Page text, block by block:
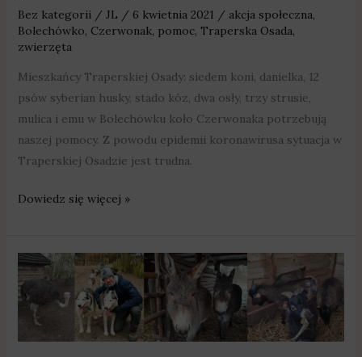
Bez kategorii / JL / 6 kwietnia 2021 / akcja społeczna
Bolechówko Czerwonak, pomoc, Traperska Osada
zwierzęta
Mieszkańcy Traperskiej Osady: siedem koni, danielka, 12
psów syberian husky, stado kóz, dwa osły, trzy strusie,
mulica i emu w Bolechówku koło Czerwonaka potrzebują
naszej pomocy. Z powodu epidemii koronawirusa sytuacja w
Traperskiej Osadzie jest trudna.
Dowiedz się więcej »
Zwierzaki
z
Traperskiej
Osady
potrzebują